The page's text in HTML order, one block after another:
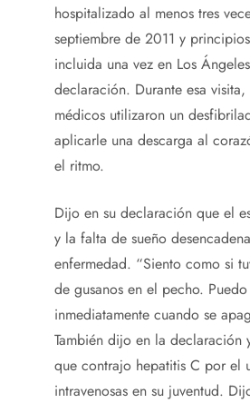
hospitalizado al menos tres
septiembre de 2011 y
incluida una vez en Los
declaración. Durante esa
médicos utilizaron un
aplicarle una descarga al
el ritmo.
Dijo en su declaración que el
y la falta de sueño
enfermedad. “Siento como si
de gusanos en el pecho.
inmediatamente cuando se
También dijo en la declaración
que contrajo hepatitis C por el
intravenosas en su juventud.